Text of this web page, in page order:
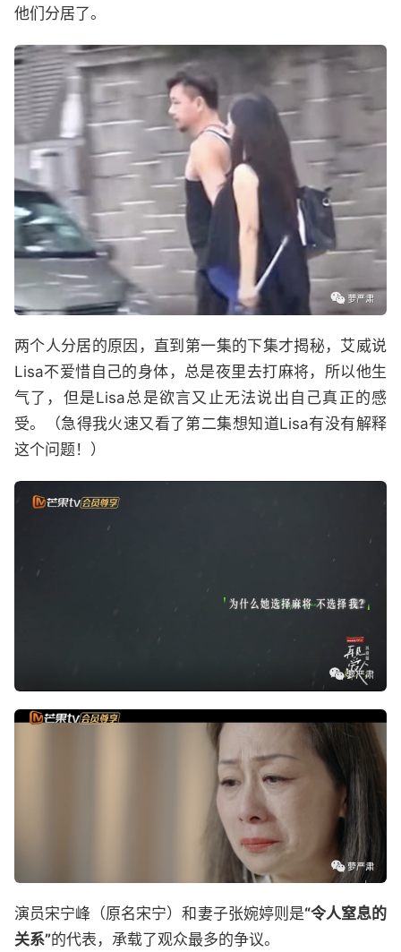
他们分居了。
两个人分居的原因，直到第一集的下集才揭秘，艾威说
Lisa不爱惜自己的身体，总是夜里去打麻将，所以他生
气了，但是Lisa总是欲言又止无法说出自己真正的感
受。（急得我火速又看了第二集想知道Lisa有没有解释
这个问题！）
演员宋宁峰（原名宋宁）和妻子张婉婷则是“令人窒息的
关系”的代表，承载了观众最多的争议。